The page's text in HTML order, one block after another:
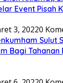
Event Pisah
3, 20220
Sulut
Bagi Tahanan